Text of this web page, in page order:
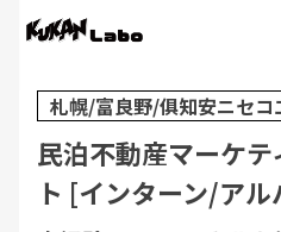
札幌/富良野/俱知安ニセコ
民泊不動産マーケ
ト [インターン/ア